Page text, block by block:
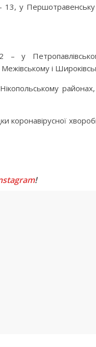
13, у
– у
і
коронавірусної
!